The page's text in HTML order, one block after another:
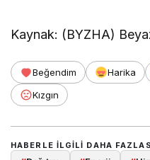
Kaynak: (BYZHA)
Beğendim Harika
Kızgın
HABERLE ILGILI DAHA